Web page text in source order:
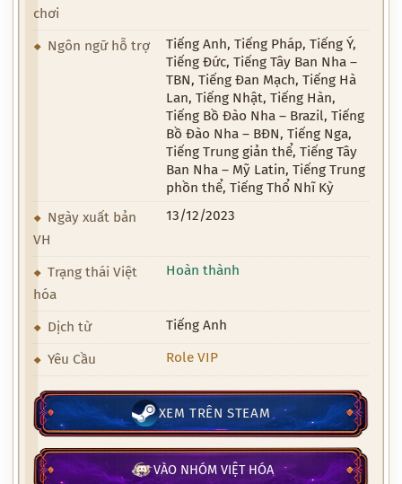
chơi
Ngôn ngữ hỗ trợ
Tiếng Anh, Tiếng Pháp, Tiếng Ý,
Tiếng Đức, Tiếng Tây Ban Nha –
TBN, Tiếng Đan Mạch, Tiếng Hà
Lan, Tiếng Nhật, Tiếng Hàn,
Tiếng Bồ Đào Nha – Brazil, Tiếng
Bồ Đào Nha – BĐN, Tiếng Nga,
Tiếng Trung giản thể, Tiếng Tây
Ban Nha – Mỹ Latin, Tiếng Trung
phồn thể, Tiếng Thổ Nhĩ Kỳ
Ngày xuất bản
VH
13/12/2023
Trạng thái Việt
hóa
Hoàn thành
Dịch từ Tiếng Anh
Yêu Cầu Role VIP
XEM TRÊN STEAM
VÀO NHÓM VIỆT HÓA